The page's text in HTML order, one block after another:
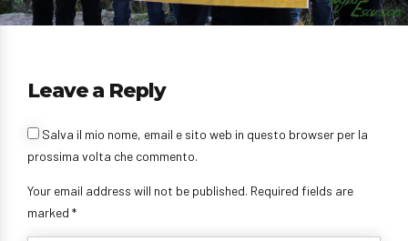
Leave a Reply
Your email address will not be published. Required fields are
marked *
Salva il mio nome, email e sito web in questo browser per la
prossima volta che commento.